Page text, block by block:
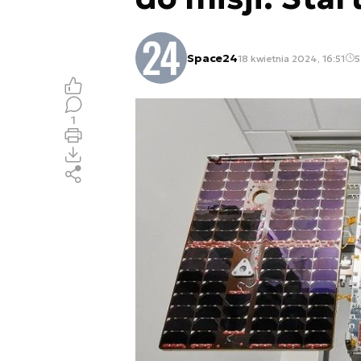
Space2418 kwietnia 2024, 16:51
1